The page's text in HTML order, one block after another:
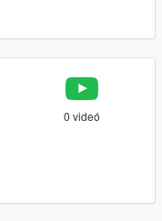
0 videó